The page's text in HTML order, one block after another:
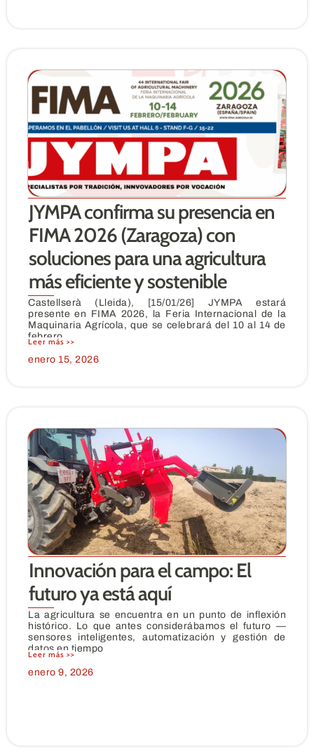
JYMPA confirma su presencia en
FIMA 2026 (Zaragoza) con
soluciones para una agricultura
más eficiente y sostenible
Castellserà (Lleida), [15/01/26] JYMPA estará
presente en FIMA 2026, la Feria Internacional de la
Maquinaria Agrícola, que se celebrará del 10 al 14 de
febrero
Leer más >>
enero 15, 2026
Innovación para el campo: El
futuro ya está aquí
La agricultura se encuentra en un punto de inflexión
histórico. Lo que antes considerábamos el futuro —
sensores inteligentes, automatización y gestión de
datos en tiempo
Leer más >>
enero 9, 2026